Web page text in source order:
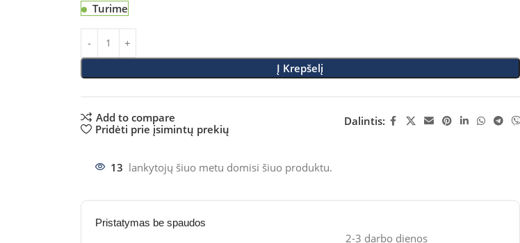
Turime
Į Krepšelį
Add to compare
Pridėti prie įsimintų prekių
Dalintis:
13 lankytojų šiuo metu domisi šiuo produktu.
Pristatymas be spaudos
2-3 darbo dienos